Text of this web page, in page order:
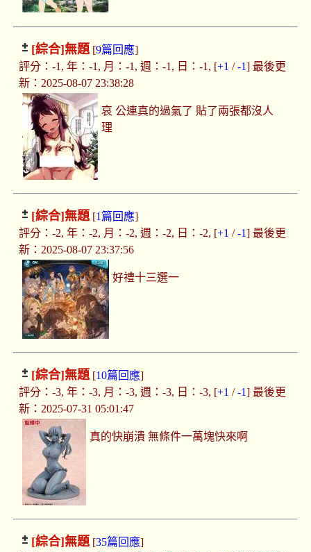
[綜合]無題[9篇回應]
評分：-1, 年：-1, 月：-1, 週：-1, 日：-1, [+1 /-1] 最後更
新：2025-08-07 23:38:28
哀 公連真的過氣了 貼了兩張都沒人
理
[綜合]無題[1篇回應]
評分：-2, 年：-2, 月：-2, 週：-2, 日：-2, [+1 /-1] 最後更
新：2025-08-07 23:37:56
好禮十三選一
[綜合]無題[10篇回應]
評分：-3, 年：-3, 月：-3, 週：-3, 日：-3, [+1 /-1] 最後更
新：2025-07-31 05:01:47
真的快崩潰 無條件一萬塊快來啊
[綜合]無題[35篇回應]